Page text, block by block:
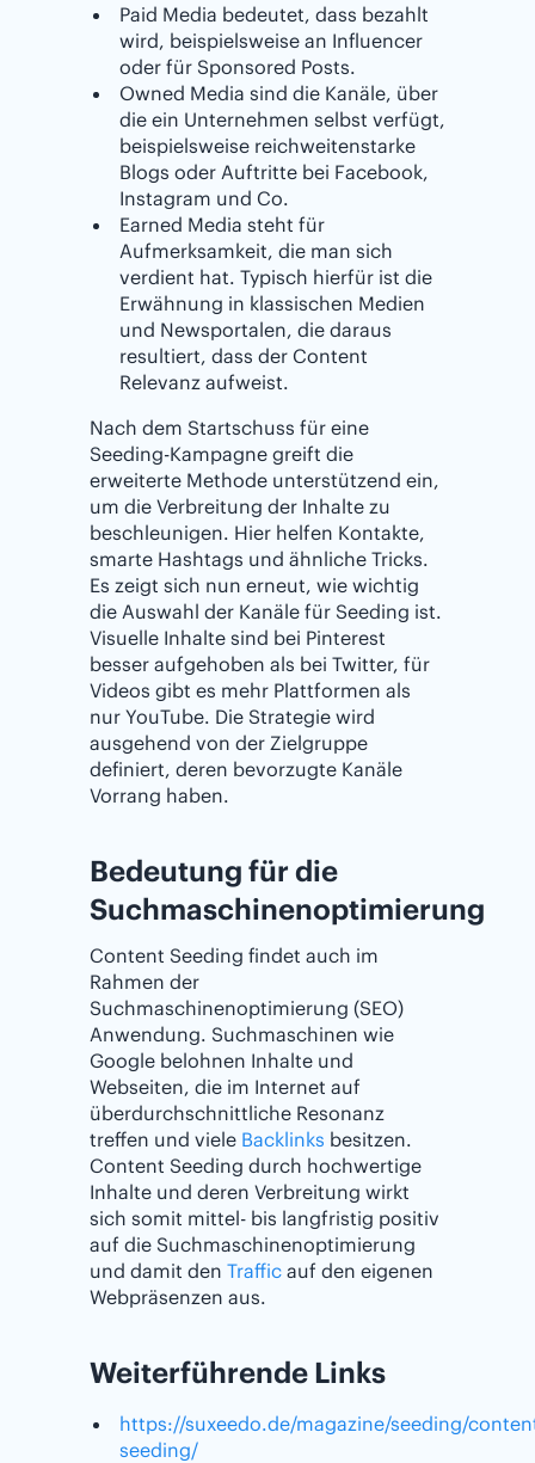
Paid Media bedeutet, dass bezahlt
wird, beispielsweise an Influencer
oder für Sponsored Posts.
Owned Media sind die Kanäle, über
die ein Unternehmen selbst verfügt,
beispielsweise reichweitenstarke
Blogs oder Auftritte bei Facebook,
Instagram und Co.
Earned Media steht für
Aufmerksamkeit, die man sich
verdient hat. Typisch hierfür ist die
Erwähnung in klassischen Medien
und Newsportalen, die daraus
resultiert, dass der Content
Relevanz aufweist.
Nach dem Startschuss für eine
Seeding-Kampagne greift die
erweiterte Methode unterstützend ein,
um die Verbreitung der Inhalte zu
beschleunigen. Hier helfen Kontakte,
smarte Hashtags und ähnliche Tricks.
Es zeigt sich nun erneut, wie wichtig
die Auswahl der Kanäle für Seeding ist.
Visuelle Inhalte sind bei Pinterest
besser aufgehoben als bei Twitter, für
Videos gibt es mehr Plattformen als
nur YouTube. Die Strategie wird
ausgehend von der Zielgruppe
definiert, deren bevorzugte Kanäle
Vorrang haben.
Bedeutung für die
Suchmaschinenoptimierung
Content Seeding findet auch im
Rahmen der
Suchmaschinenoptimierung (SEO)
Anwendung. Suchmaschinen wie
Google belohnen Inhalte und
Webseiten, die im Internet auf
überdurchschnittliche Resonanz
treffen und viele Backlinks besitzen.
Content Seeding durch hochwertige
Inhalte und deren Verbreitung wirkt
sich somit mittel- bis langfristig positiv
auf die Suchmaschinenoptimierung
und damit den Traffic auf den eigenen
Webpräsenzen aus.
Weiterführende Links
https://suxeedo.de/magazine/seeding/
seeding/